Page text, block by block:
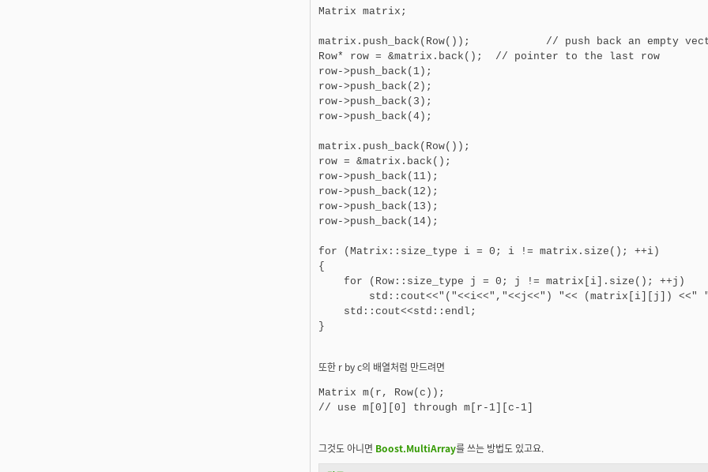
Matrix matrix;
matrix.push_back(Row());            // push back an empty
Row* row = &matrix.back();  // pointer to the last row
row->push_back(1);
row->push_back(2);
row->push_back(3);
row->push_back(4);
matrix.push_back(Row());
row = &matrix.back();
row->push_back(11);
row->push_back(12);
row->push_back(13);
row->push_back(14);
for (Matrix::size_type i = 0; i != matrix.size(); ++i)
{
    for (Row::size_type j = 0; j != matrix[i].size(); ++j)
std::cout<<"("<<i<<","<<j<<") "<< (matrix[i][j]) <<"
    std::cout<<std::endl;
}
또한 r by c의 배열처럼 만드려면
Matrix m(r, Row(c));
그것도 아니면 Boost.MultiArray를 쓰는 방법도 있고요.